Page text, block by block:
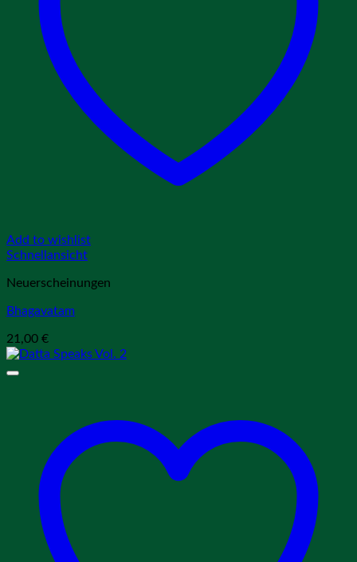
Add to wishlist
Schnellansicht
Neuerscheinungen
Bhagavatam
21,00 €